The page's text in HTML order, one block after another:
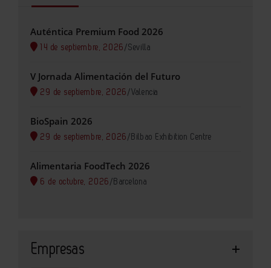
Auténtica Premium Food 2026
14 de septiembre, 2026 /Sevilla
V Jornada Alimentación del Futuro
29 de septiembre, 2026 /Valencia
BioSpain 2026
29 de septiembre, 2026 / Bilbao Exhibition Centre
Alimentaria FoodTech 2026
6 de octubre, 2026 / Barcelona
Empresas